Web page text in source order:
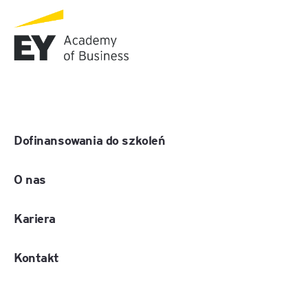
Dofinansowania do szkoleń
O nas
Kariera
Kontakt